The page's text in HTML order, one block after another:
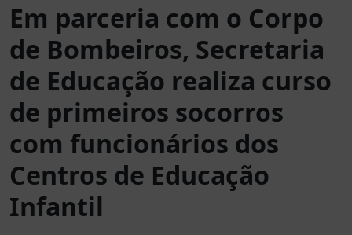
Em parceria com o Corpo
de Bombeiros, Secretaria
de Educação realiza curso
de primeiros socorros
com funcionários dos
Centros de Educação
Infantil